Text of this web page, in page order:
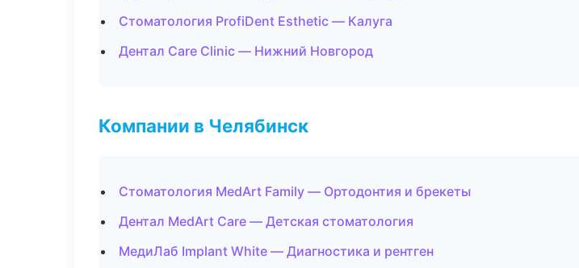
Стоматология ProfiDent Esthetic — Калуга
Дентал Care Clinic — Нижний Новгород
Компании в Челябинск
Стоматология MedArt Family — Ортодонтия и брекеты
Дентал MedArt Care — Детская стоматология
МедиЛаб Implant White — Диагностика и рентген